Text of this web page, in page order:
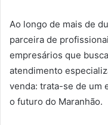
Ao longo de mais de
parceira de
empresários que
atendimento
venda: trata-se de um
o futuro do Maranhão.